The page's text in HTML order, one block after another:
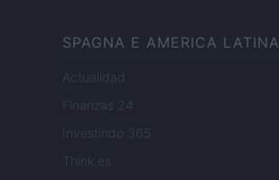
SPAGNA E AMERICA LATINA
Actualidad
Finanzas 24
Investindo 365
Think.es